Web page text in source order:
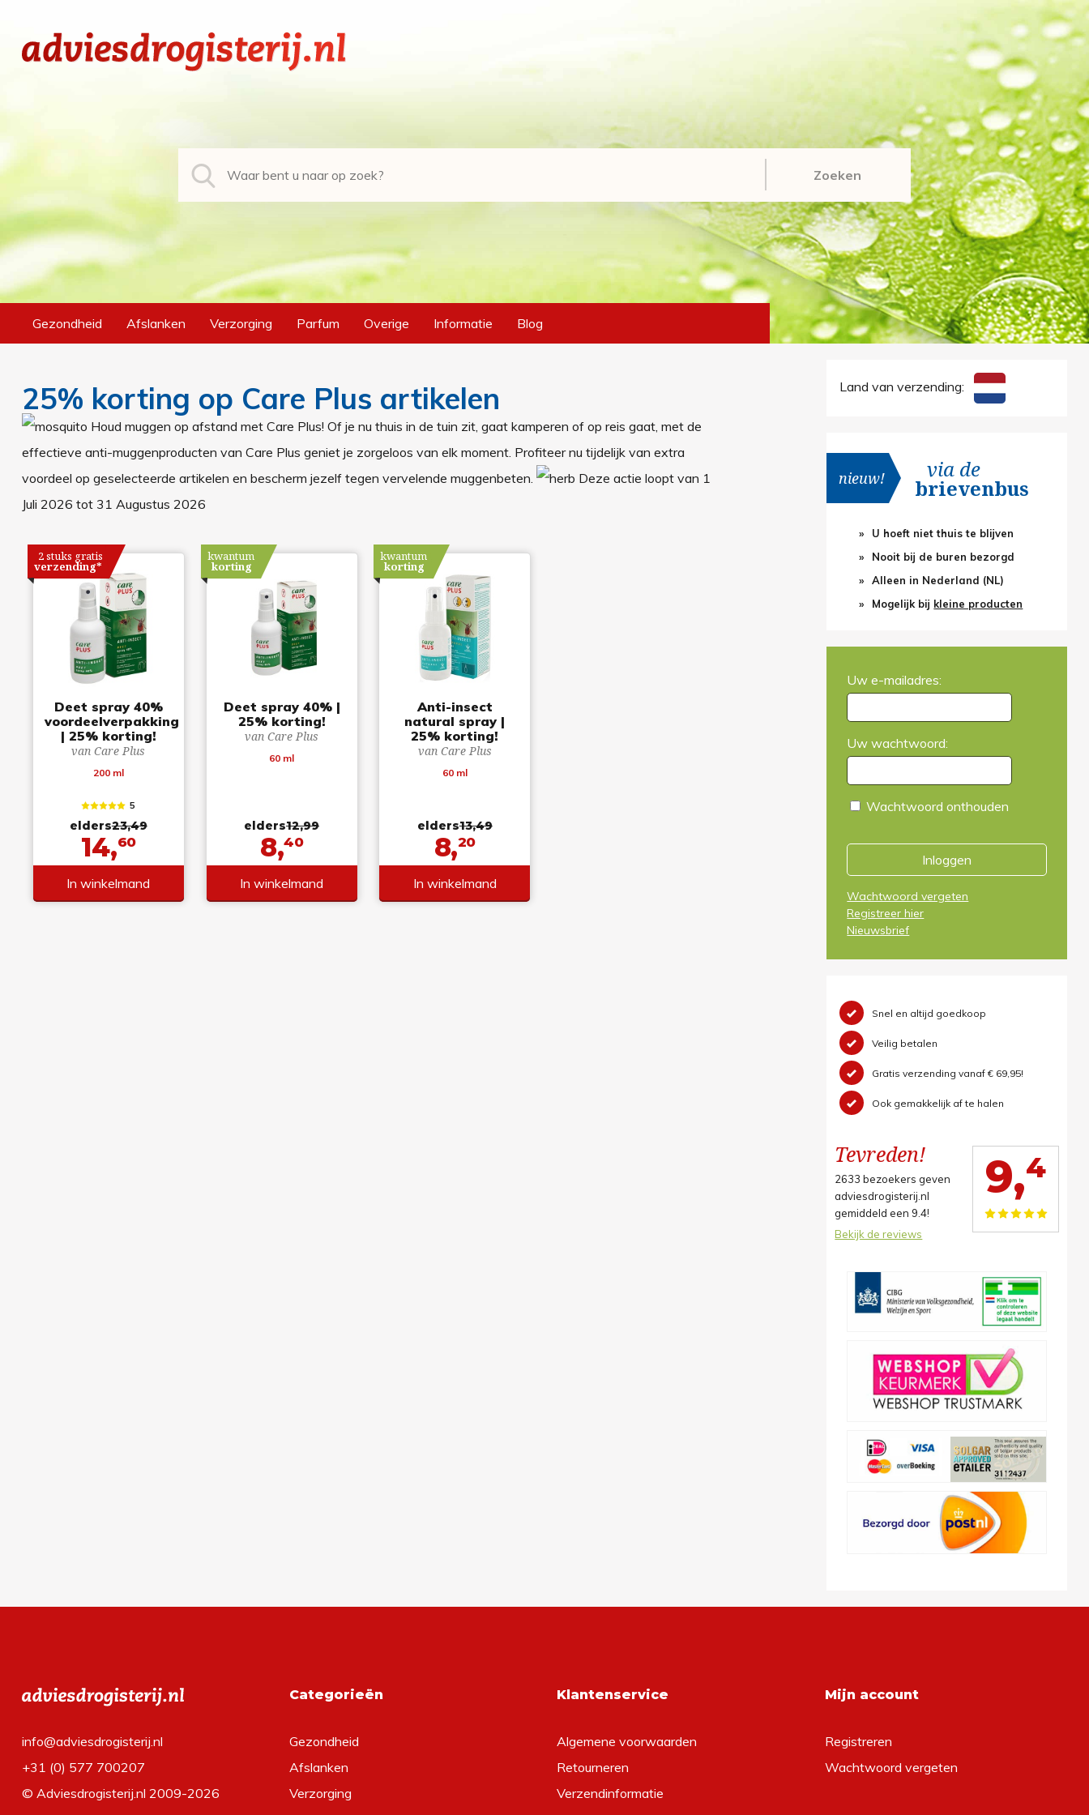
Zoeken
Gezondheid Afslanken Verzorging Parfum Overige Informatie Blog
25% korting op Care Plus artikelen
Houd muggen op afstand met Care Plus! Of je nu thuis in de tuin zit, gaat kamperen of op reis gaat, met de
effectieve anti-muggenproducten van Care Plus geniet je zorgeloos van elk moment. Profiteer nu tijdelijk van extra
voordeel op geselecteerde artikelen en bescherm jezelf tegen vervelende muggenbeten.
Deze actie loopt van 1
Juli 2026 tot 31 Augustus 2026
Deet spray 40%
voordeelverpakking
| 25% korting!
van Care Plus
200 ml
2 stuks gratis
verzending*
5
elders23,49
14,60
In winkelmand
Deet spray 40% |
25% korting!
van Care Plus
60 ml
kwantum
korting
elders12,99
8,40
In winkelmand
Anti-insect
natural spray |
25% korting!
van Care Plus
60 ml
kwantum
korting
elders13,49
8,20
In winkelmand
Land van verzending:
nieuw! via de
brievenbus
U hoeft niet thuis te blijven
Nooit bij de buren bezorgd
Alleen in Nederland (NL)
Mogelijk bij kleine producten
Uw e-mailadres:
Uw wachtwoord:
Wachtwoord onthouden
Inloggen
Wachtwoord vergeten
Registreer hier
Nieuwsbrief
Snel en altijd goedkoop
Veilig betalen
Gratis verzending vanaf € 69,95!
Ook gemakkelijk af te halen
Tevreden!
2633 bezoekers geven
adviesdrogisterij.nl
gemiddeld een 9.4!
Bekijk de reviews
9,4
info@adviesdrogisterij.nl
+31 (0) 577 700207
© Adviesdrogisterij.nl 2009-2026
Categorieën
Gezondheid
Afslanken
Verzorging
Klantenservice
Algemene voorwaarden
Retourneren
Verzendinformatie
Mijn account
Registreren
Wachtwoord vergeten